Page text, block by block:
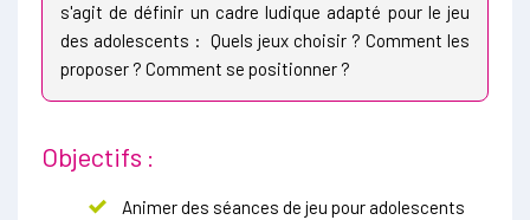
s'agit de définir un cadre ludique adapté pour le jeu
des adolescents : Quels jeux choisir ? Comment les
proposer ? Comment se positionner ?
Objectifs :
Animer des séances de jeu pour adolescents